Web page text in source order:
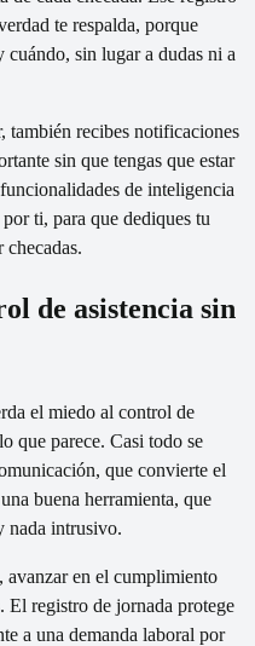
te respalda, porque
cuándo, sin lugar a dudas ni a
también recibes notificaciones
sin que tengas que estar
de inteligencia
ti, para que dediques tu
de asistencia sin
el miedo al control de
que parece. Casi todo se
que convierte el
buena herramienta, que
nada intrusivo.
avanzar en el cumplimiento
El registro de jornada protege
a una demanda laboral por